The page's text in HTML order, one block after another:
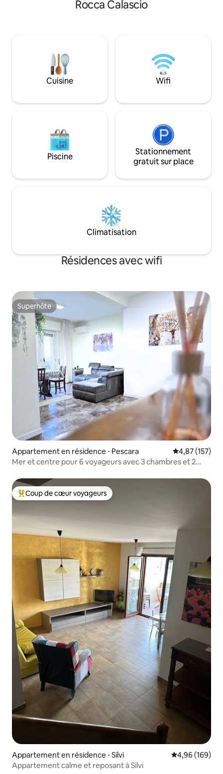
grand salon, d'une cuisine entièrement
compris le wi-fi,sans perdre l'ambiance
parfait pour ceux
culture, la nature,
Abruzzes les
Rocca Calascio
Cuisine Wifi
Piscine
Stationnement
gratuit sur place
Climatisation
Résidences avec wifi
Superhôte
Superhôte
Appartement en résidence ⋅ Pescara Évaluation
4,87 (157)
Mer et centre pour 6 voyageurs avec 3 chambres et 2
Coups de cœur voyageurs les plus appréciés
Coup de cœur voyageurs
Appartement en résidence ⋅ Silvi Évaluation
4,96 (169)
Appartement calme et reposant à Silvi